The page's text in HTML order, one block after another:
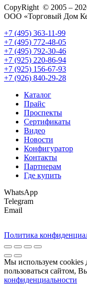
CopyRight © 2005 –
ООО «Торговый Дом
+7 (495) 363-11-99
+7 (495) 772-48-05
+7 (495) 792-30-46
+7 (925) 220-86-94
+7 (925) 156-67-93
+7 (926) 840-29-28
Каталог
Прайс
Проспекты
Сертификаты
Видео
Новости
Конфигуратор
Контакты
Партнерам
Где купить
WhatsApp
Telegram
Email
Политика
Мы используем cookies
пользоваться сайтом,
конфиденциальности